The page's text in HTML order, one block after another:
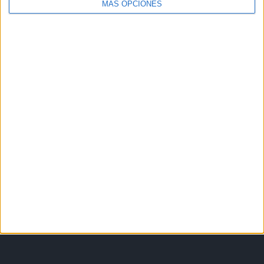
MÁS OPCIONES